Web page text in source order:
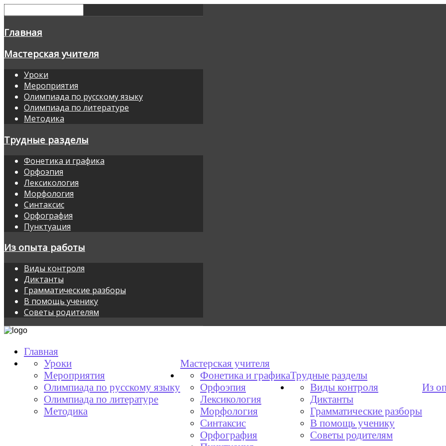
Главная
Мастерская учителя
Уроки
Мероприятия
Олимпиада по русскому языку
Олимпиада по литературе
Методика
Трудные разделы
Фонетика и графика
Орфоэпия
Лексикология
Морфология
Синтаксис
Орфография
Пунктуация
Из опыта работы
Виды контроля
Диктанты
Грамматические разборы
В помощь ученику
Советы родителям
Главная
Мастерская учителя
Уроки
Мероприятия
Олимпиада по русскому языку
Олимпиада по литературе
Методика
Трудные разделы
Фонетика и графика
Орфоэпия
Лексикология
Морфология
Синтаксис
Орфография
Из
Виды контроля
Диктанты
Грамматические разборы
В помощь ученику
Советы родителям